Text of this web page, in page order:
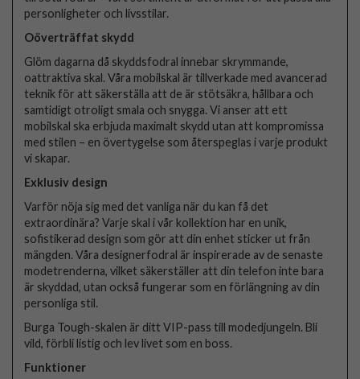
personligheter och livsstilar.
Oöverträffat skydd
Glöm dagarna då skyddsfodral innebar skrymmande,
oattraktiva skal. Våra mobilskal är tillverkade med avancerad
teknik för att säkerställa att de är stötsäkra, hållbara och
samtidigt otroligt smala och snygga. Vi anser att ett
mobilskal ska erbjuda maximalt skydd utan att kompromissa
med stilen – en övertygelse som återspeglas i varje produkt
vi skapar.
Exklusiv design
Varför nöja sig med det vanliga när du kan få det
extraordinära? Varje skal i vår kollektion har en unik,
sofistikerad design som gör att din enhet sticker ut från
mängden. Våra designerfodral är inspirerade av de senaste
modetrenderna, vilket säkerställer att din telefon inte bara
är skyddad, utan också fungerar som en förlängning av din
personliga stil.
Burga Tough-skalen är ditt VIP-pass till modedjungeln. Bli
vild, förbli listig och lev livet som en boss.
Funktioner